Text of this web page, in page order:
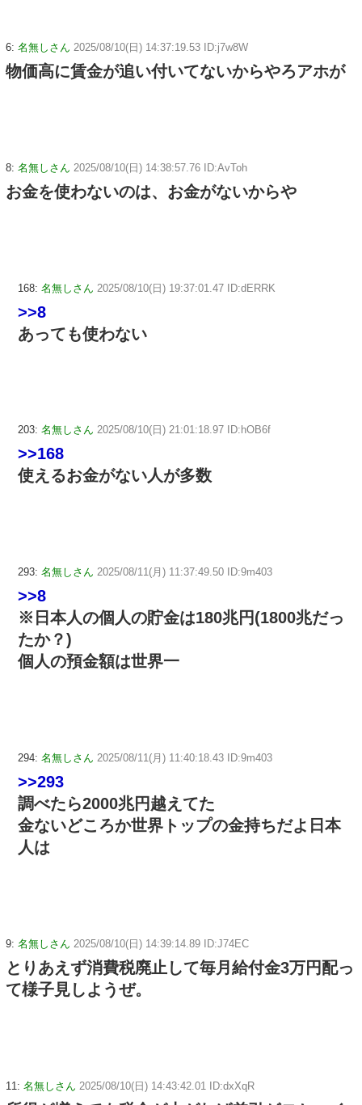
6: 名無しさん 2025/08/10(日) 14:37:19.53 ID:j7w8W
物価高に賃金が追い付いてないからやろアホが
8: 名無しさん 2025/08/10(日) 14:38:57.76 ID:AvToh
お金を使わないのは、お金がないからや
168: 名無しさん 2025/08/10(日) 19:37:01.47 ID:dERRK
>>8
あっても使わない
203: 名無しさん 2025/08/10(日) 21:01:18.97 ID:hOB6f
>>168
使えるお金がない人が多数
293: 名無しさん 2025/08/11(月) 11:37:49.50 ID:9m403
>>8
※日本人の個人の貯金は180兆円(1800兆だっ
たか？)
個人の預金額は世界一
294: 名無しさん 2025/08/11(月) 11:40:18.43 ID:9m403
>>293
調べたら2000兆円越えてた
金ないどころか世界トップの金持ちだよ日本
人は
9: 名無しさん 2025/08/10(日) 14:39:14.89 ID:J74EC
とりあえず消費税廃止して毎月給付金3万円配っ
て様子見しようぜ。
11: 名無しさん 2025/08/10(日) 14:43:42.01 ID:dxXqR